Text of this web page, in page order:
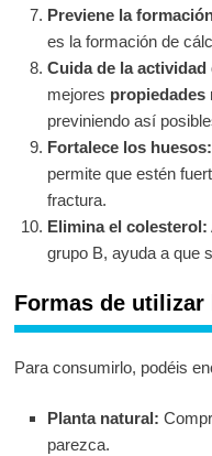
Previene la
es la formación de
Cuida de la actividad
mejores propiedades
previniendo así
Fortalece los huesos:
permite que estén
fractura.
Elimina el colesterol:
grupo B, ayuda a que
Formas de utilizar
Para consumirlo, podéis
Planta natural:
parezca.